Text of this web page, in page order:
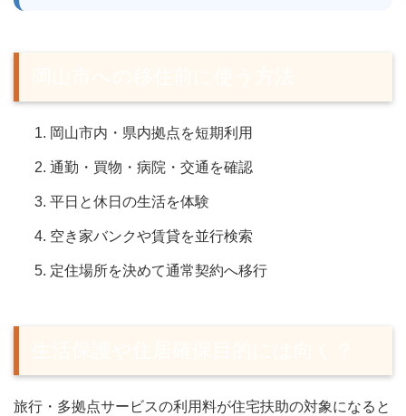
岡山市内・県内拠点を短期利用
通勤・買物・病院・交通を確認
平日と休日の生活を体験
空き家バンクや賃貸を並行検索
定住場所を決めて通常契約へ移行
旅行・多拠点サービスの利用料が住宅扶助の対象になると